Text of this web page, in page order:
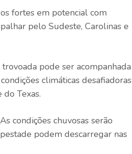
fortes em potencial com
pelo Sudeste, Carolinas e
pode ser acompanhada
climáticas desafiadoras
Texas.
condições chuvosas serão
podem descarregar nas